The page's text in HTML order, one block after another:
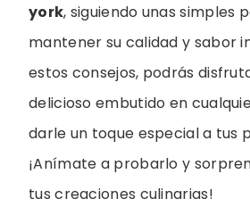
york, siguiendo unas simples
mantener su calidad y sabor
estos consejos, podrás
delicioso embutido en
darle un toque especial a tus
¡Anímate a probarlo y
tus creaciones culinarias!